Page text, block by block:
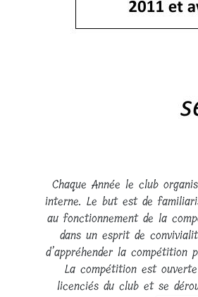
Chaque Année le club
interne. Le but est de
au fonctionnement de la
dans un esprit de
d’appréhender la compétition
La compétition est
licenciés du club et se